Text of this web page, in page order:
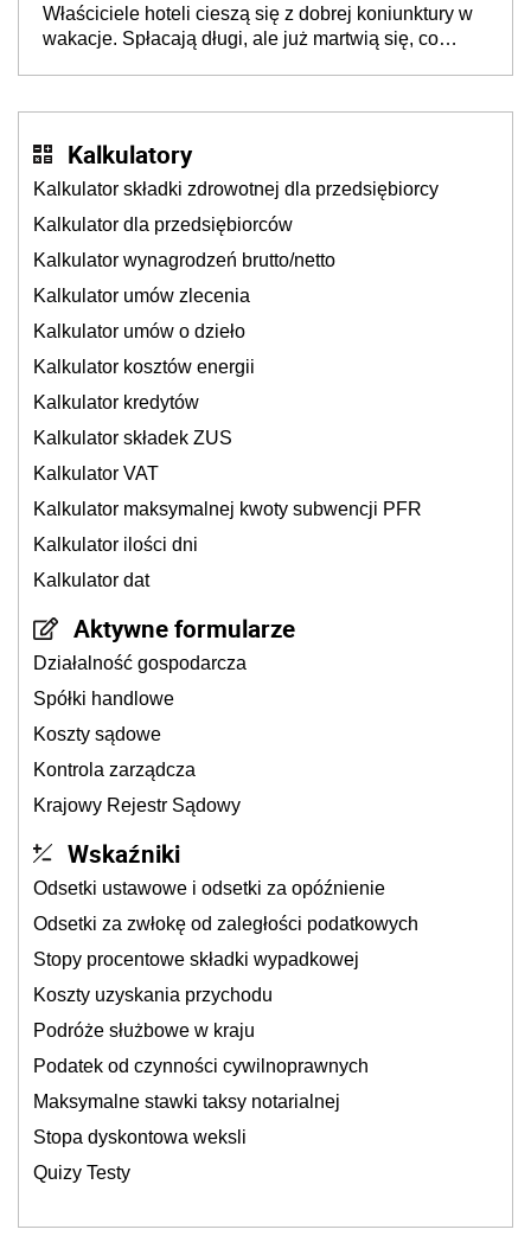
cichu
Właściciele hoteli cieszą się z dobrej koniunktury w
wakacje. Spłacają długi, ale już martwią się, co
Kalkulatory
Kalkulator składki zdrowotnej dla przedsiębiorcy
Kalkulator dla przedsiębiorców
Kalkulator wynagrodzeń brutto/netto
Kalkulator umów zlecenia
Kalkulator umów o dzieło
Kalkulator kosztów energii
Kalkulator kredytów
Kalkulator składek ZUS
Kalkulator VAT
Kalkulator maksymalnej kwoty subwencji PFR
Kalkulator ilości dni
Kalkulator dat
Aktywne formularze
Działalność gospodarcza
Spółki handlowe
Koszty sądowe
Kontrola zarządcza
Krajowy Rejestr Sądowy
Wskaźniki
Odsetki ustawowe i odsetki za opóźnienie
Odsetki za zwłokę od zaległości podatkowych
Stopy procentowe składki wypadkowej
Koszty uzyskania przychodu
Podróże służbowe w kraju
Podatek od czynności cywilnoprawnych
Maksymalne stawki taksy notarialnej
Stopa dyskontowa weksli
Quizy Testy